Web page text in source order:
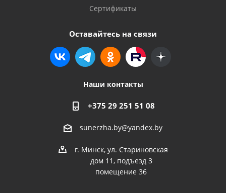
Сертификаты
Оставайтесь на связи
Наши контакты
+375 29 251 51 08
sunerzha.by@yandex.by
г. Минск, ул. Стариновская
дом 11, подъезд 3
помещение 36